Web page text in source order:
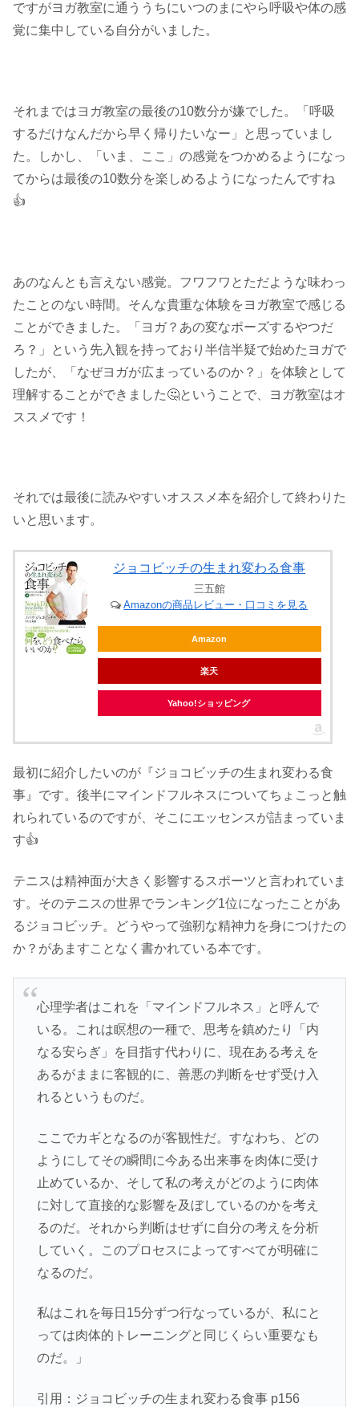
ですがヨガ教室に通ううちにいつのまにやら呼吸や体の感
覚に集中している自分がいました。
それまではヨガ教室の最後の10数分が嫌でした。「呼吸
するだけなんだから早く帰りたいなー」と思っていまし
た。しかし、「いま、ここ」の感覚をつかめるようになっ
てからは最後の10数分を楽しめるようになったんですね
👍
あのなんとも言えない感覚。フワフワとただような味わっ
たことのない時間。そんな貴重な体験をヨガ教室で感じる
ことができました。「ヨガ？あの変なポーズするやつだ
ろ？」という先入観を持っており半信半疑で始めたヨガで
したが、「なぜヨガが広まっているのか？」を体験として
理解することができました🤔ということで、ヨガ教室はオ
ススメです！
それでは最後に読みやすいオススメ本を紹介して終わりた
いと思います。
ジョコビッチの生まれ変わる食事
三五館
Amazonの商品レビュー・口コミを見る
Amazon
楽天
Yahoo!ショッピング
最初に紹介したいのが『ジョコビッチの生まれ変わる食
事』です。後半にマインドフルネスについてちょこっと触
れられているのですが、そこにエッセンスが詰まっていま
す👍
テニスは精神面が大きく影響するスポーツと言われていま
す。そのテニスの世界でランキング1位になったことがあ
るジョコビッチ。どうやって強靭な精神力を身につけたの
か？があますことなく書かれている本です。
心理学者はこれを「マインドフルネス」と呼んで
いる。これは瞑想の一種で、思考を鎮めたり「内
なる安らぎ」を目指す代わりに、現在ある考えを
あるがままに客観的に、善悪の判断をせず受け入
れるというものだ。
ここでカギとなるのが客観性だ。すなわち、どの
ようにしてその瞬間に今ある出来事を肉体に受け
止めているか、そして私の考えがどのように肉体
に対して直接的な影響を及ぼしているのかを考え
るのだ。それから判断はせずに自分の考えを分析
していく。このプロセスによってすべてが明確に
なるのだ。
私はこれを毎日15分ずつ行なっているが、私にと
っては肉体的トレーニングと同じくらい重要なも
のだ。」
引用：ジョコビッチの生まれ変わる食事 p156